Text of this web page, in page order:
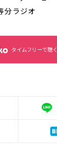
分ラジオ
タイムフリーで聴く